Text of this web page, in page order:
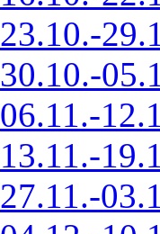
23.10.-
30.10.-
06.11.-
13.11.-
27.11.-